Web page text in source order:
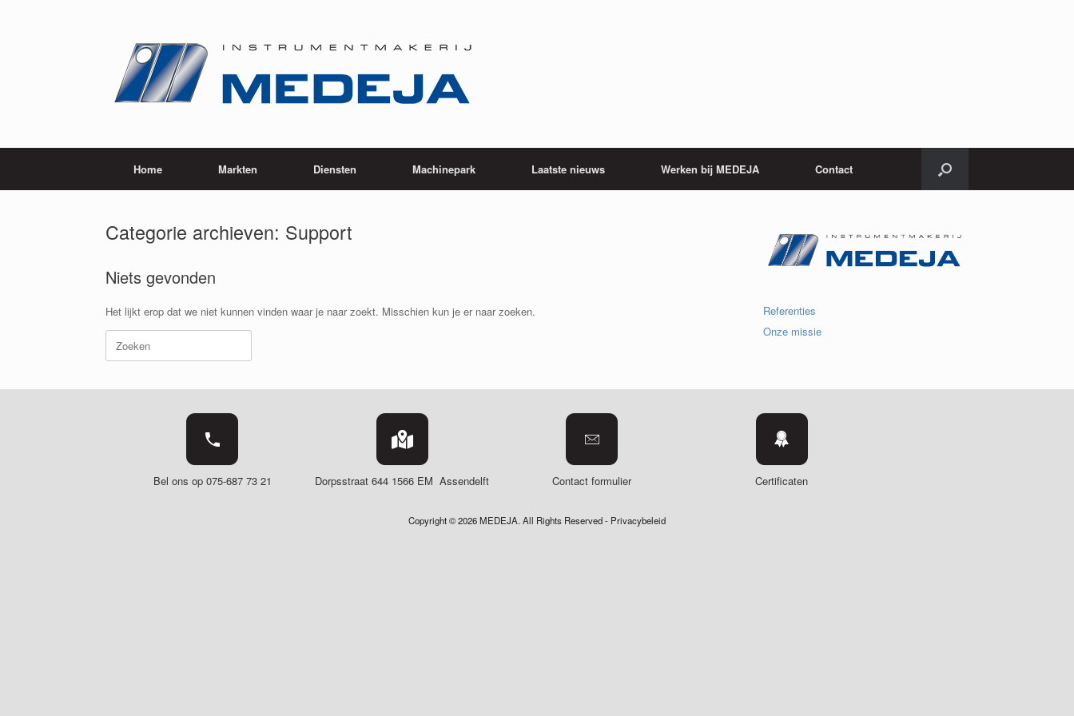
Home Markten Diensten Machinepark Laatste nieuws Werken bij MEDEJA Contact
Categorie archieven: Support
Niets gevonden
Het lijkt erop dat we niet kunnen vinden waar je naar zoekt. Misschien kun je er naar zoeken.
Zoeken
naar:
Referenties
Onze missie
Bel ons op 075-687 73 21 Dorpsstraat 644 1566 EM Assendelft Contact formulier Certificaten
Copyright © 2026 MEDEJA. All Rights Reserved - Privacybeleid